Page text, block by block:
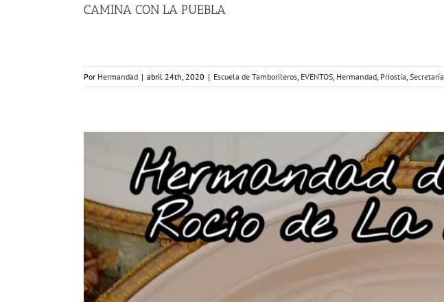
CAMINA CON LA PUEBLA
Por Hermandad | abril 24th, 2020 | Escuela de Tamborileros EVENTOS Hermandad Priostía Secretaría